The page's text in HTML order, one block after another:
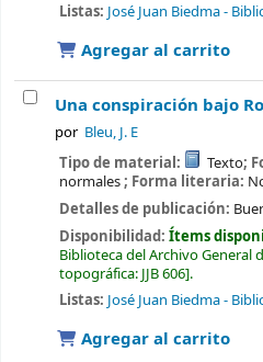
Listas: José Juan Biedma -
Agregar al carrito
Una conspiración bajo
por Bleu, J. E
Tipo de material: Texto;
normales; Forma literaria:
Detalles de publicación:
Disponibilidad: Ítems
Biblioteca del Archivo General
topográfica: JJB 606 .
Listas: José Juan Biedma -
Agregar al carrito